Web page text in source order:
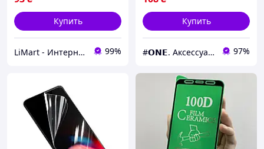
Купить
LiMart - Интернет магазин аксессуаров 99%
Купить
#𝗢𝗡𝗘. Аксессуары к смартфонам 97%